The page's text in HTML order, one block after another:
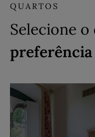
QUARTOS
Selecione o
preferência